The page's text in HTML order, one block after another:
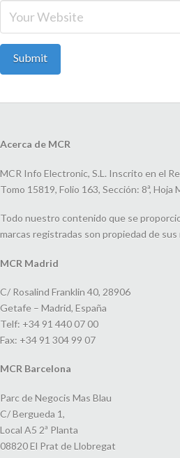
Acerca de MCR
MCR Info Electronic, S.L. Inscrito en el
Tomo 15819, Folio 163, Sección: 8ª,
Todo nuestro contenido que se
marcas registradas son propiedad de
MCR Madrid
C/ Rosalind Franklin 40, 28906
Getafe – Madrid, España
Telf: +34 91 440 07 00
Fax: +34 91 304 99 07
MCR Barcelona
Parc de Negocis Mas Blau
C/ Bergueda 1,
Local A5 2ª Planta
08820 El Prat de Llobregat